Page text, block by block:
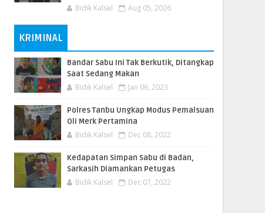
Bidik Kalsel Aug 05, 2026
KRIMINAL
Bandar Sabu Ini Tak Berkutik, Ditangkap
Saat Sedang Makan
Bidik Kalsel Jan 06, 2023
Polres Tanbu Ungkap Modus Pemalsuan
Oli Merk Pertamina
Bidik Kalsel Dec 08, 2022
Kedapatan Simpan Sabu di Badan,
Sarkasih Diamankan Petugas
Bidik Kalsel Dec 07, 2022